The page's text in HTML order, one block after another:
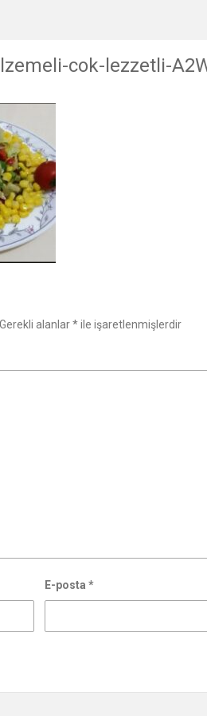
cok-lezzetli-
Gerekli alanlar*ile işaretlenmişlerdir
E-posta *